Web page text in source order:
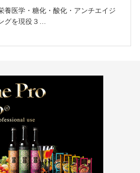
養医学・糖化・酸化・アンチエイジ
グを現役３…